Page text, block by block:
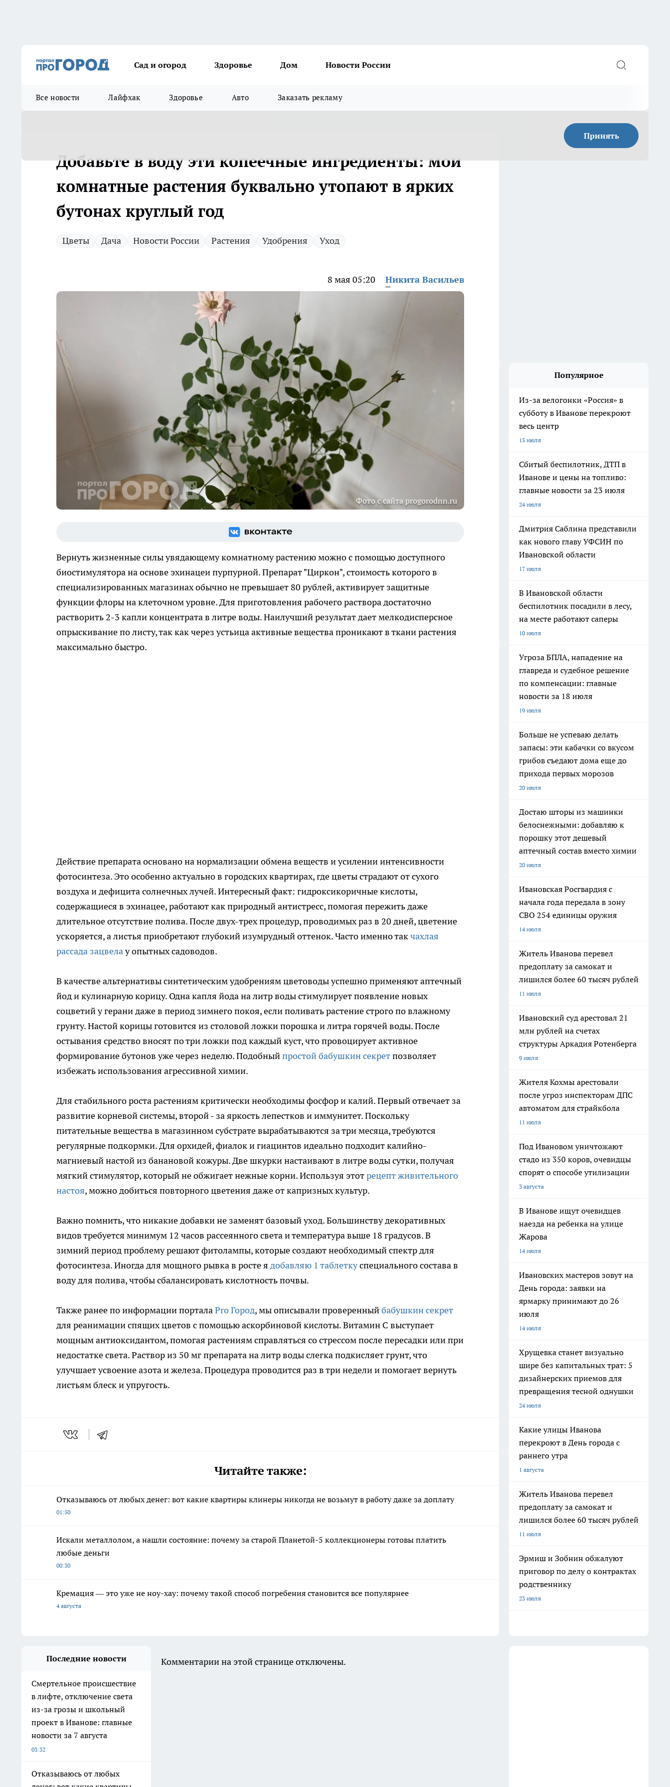
Сад и огород Здоровье Дом Новости России
Все новости Лайфхак Здоровье Авто Заказать рекламу
Принять
Добавьте в воду эти копеечные ингредиенты: мои
комнатные растения буквально утопают в ярких
бутонах круглый год
Цветы Дача Новости России Растения Удобрения Уход
8 мая 05:20 Никита Васильев
Фото с сайта progorodnn.ru
Вернуть жизненные силы увядающему комнатному растению можно с помощью доступного
биостимулятора на основе эхинацеи пурпурной. Препарат "Циркон", стоимость которого в
специализированных магазинах обычно не превышает 80 рублей, активирует защитные
функции флоры на клеточном уровне. Для приготовления рабочего раствора достаточно
растворить 2-3 капли концентрата в литре воды. Наилучший результат дает мелкодисперсное
опрыскивание по листу, так как через устьица активные вещества проникают в ткани растения
максимально быстро.
Действие препарата основано на нормализации обмена веществ и усилении интенсивности
фотосинтеза. Это особенно актуально в городских квартирах, где цветы страдают от сухого
воздуха и дефицита солнечных лучей. Интересный факт: гидроксикоричные кислоты,
содержащиеся в эхинацее, работают как природный антистресс, помогая пережить даже
длительное отсутствие полива. После двух-трех процедур, проводимых раз в 20 дней, цветение
ускоряется, а листья приобретают глубокий изумрудный оттенок. Часто именно такчахлая
рассада зацвелау опытных садоводов.
В качестве альтернативы синтетическим удобрениям цветоводы успешно применяют аптечный
йод и кулинарную корицу. Одна капля йода на литр воды стимулирует появление новых
соцветий у герани даже в период зимнего покоя, если поливать растение строго по влажному
грунту. Настой корицы готовится из столовой ложки порошка и литра горячей воды. После
остывания средство вносят по три ложки под каждый куст, что провоцирует активное
формирование бутонов уже через неделю. Подобныйпростой бабушкин секретпозволяет
избежать использования агрессивной химии.
Для стабильного роста растениям критически необходимы фосфор и калий. Первый отвечает за
развитие корневой системы, второй - за яркость лепестков и иммунитет. Поскольку
питательные вещества в магазинном субстрате вырабатываются за три месяца, требуются
регулярные подкормки. Для орхидей, фиалок и гиацинтов идеально подходит калийно-
магниевый настой из банановой кожуры. Две шкурки настаивают в литре воды сутки, получая
мягкий стимулятор, который не обжигает нежные корни. Используя этотрецепт живительного
настоя, можно добиться повторного цветения даже от капризных культур.
Важно помнить, что никакие добавки не заменят базовый уход. Большинству декоративных
видов требуется минимум 12 часов рассеянного света и температура выше 18 градусов. В
зимний период проблему решают фитолампы, которые создают необходимый спектр для
фотосинтеза. Иногда для мощного рывка в росте я добавляю 1 таблеткуспециального состава в
воду для полива, чтобы сбалансировать кислотность почвы.
Также ранее по информации порталаPro Город, мы описывали проверенныйбабушкин секрет
для реанимации спящих цветов с помощью аскорбиновой кислоты. Витамин C выступает
мощным антиоксидантом, помогая растениям справляться со стрессом после пересадки или при
недостатке света. Раствор из 50 мг препарата на литр воды слегка подкисляет грунт, что
улучшает усвоение азота и железа. Процедура проводится раз в три недели и помогает вернуть
листьям блеск и упругость.
Читайте также:
Отказываюсь от любых денег: вот какие квартиры клинеры никогда не возьмут в работу даже за доплату
01:50
Искали металлолом, а нашли состояние: почему за старой Планетой-5 коллекционеры готовы платить
любые деньги
00:30
Кремация — это уже не ноу-хау: почему такой способ погребения становится все популярнее
4 августа
Популярное
Из-за велогонки «Россия» в
субботу в Иванове перекроют
весь центр
15 июля
Сбитый беспилотник, ДТП в
Иванове и цены на топливо:
главные новости за 23 июля
24 июля
Дмитрия Саблина представили
как нового главу УФСИН по
Ивановской области
17 июля
В Ивановской области
беспилотник посадили в лесу,
на месте работают саперы
10 июля
Угроза БПЛА, нападение на
главреда и судебное решение
по компенсации: главные
новости за 18 июля
19 июля
Больше не успеваю делать
запасы: эти кабачки со вкусом
грибов съедают дома еще до
прихода первых морозов
20 июля
Достаю шторы из машинки
белоснежными: добавляю к
порошку этот дешевый
аптечный состав вместо химии
20 июля
Ивановская Росгвардия с
начала года передала в зону
СВО 254 единицы оружия
14 июля
Житель Иванова перевел
предоплату за самокат и
лишился более 60 тысяч рублей
11 июля
Ивановский суд арестовал 21
млн рублей на счетах
структуры Аркадия Ротенберга
9 июля
Жителя Кохмы арестовали
после угроз инспекторам ДПС
автоматом для страйкбола
11 июля
Под Ивановом уничтожают
стадо из 350 коров, очевидцы
спорят о способе утилизации
3 августа
В Иванове ищут очевидцев
наезда на ребенка на улице
Жарова
14 июля
Ивановских мастеров зовут на
День города: заявки на
ярмарку принимают до 26
июля
14 июля
Хрущевка станет визуально
шире без капитальных трат: 5
дизайнерских приемов для
превращения тесной однушки
24 июля
Какие улицы Иванова
перекроют в День города с
раннего утра
1 августа
Житель Иванова перевел
предоплату за самокат и
лишился более 60 тысяч рублей
11 июля
Эрмиш и Зобнин обжалуют
приговор по делу о контрактах
родственнику
23 июля
Последние новости
Смертельное происшествие
в лифте, отключение света
из-за грозы и школьный
проект в Иванове: главные
новости за 7 августа
03:32
Отказываюсь от любых
Комментарии на этой странице отключены.